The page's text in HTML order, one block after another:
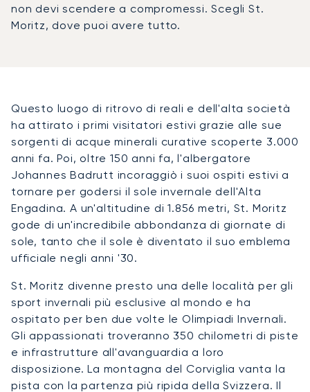
non devi scendere a compromessi. Scegli St.
Moritz, dove puoi avere tutto.
Questo luogo di ritrovo di reali e dell'alta società
ha attirato i primi visitatori estivi grazie alle sue
sorgenti di acque minerali curative scoperte 3.000
anni fa. Poi, oltre 150 anni fa, l'albergatore
Johannes Badrutt incoraggiò i suoi ospiti estivi a
tornare per godersi il sole invernale dell'Alta
Engadina. A un'altitudine di 1.856 metri, St. Moritz
gode di un'incredibile abbondanza di giornate di
sole, tanto che il sole è diventato il suo emblema
ufficiale negli anni '30.
St. Moritz divenne presto una delle località per gli
sport invernali più esclusive al mondo e ha
ospitato per ben due volte le Olimpiadi Invernali.
Gli appassionati troveranno 350 chilometri di piste
e infrastrutture all'avanguardia a loro
disposizione. La montagna del Corviglia vanta la
pista con la partenza più ripida della Svizzera. Il